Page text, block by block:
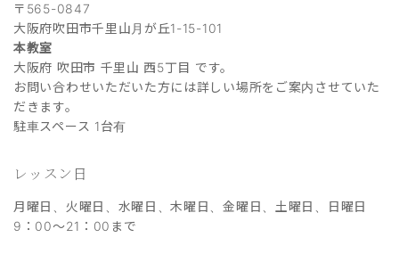
〒565-0847
大阪府吹田市千里山月が丘1-15-101
本教室
大阪府 吹田市 千里山 西5丁目 です。
お問い合わせいただいた方には詳しい場所をご案内させていた
だきます。
駐車スペース 1台有
レッスン日
月曜日、火曜日、水曜日、木曜日、金曜日、土曜日、日曜日
9：00～21：00まで